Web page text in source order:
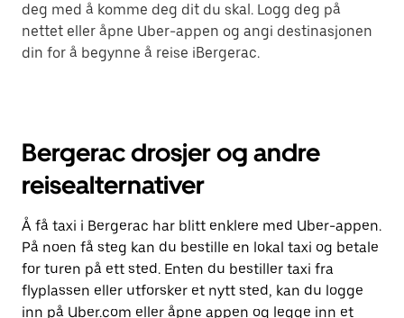
deg med å komme deg dit du skal. Logg deg på
nettet eller åpne Uber-appen og angi destinasjonen
din for å begynne å reise iBergerac.
Bergerac drosjer og andre
reisealternativer
Å få taxi i Bergerac har blitt enklere med Uber-appen.
På noen få steg kan du bestille en lokal taxi og betale
for turen på ett sted. Enten du bestiller taxi fra
flyplassen eller utforsker et nytt sted, kan du logge
inn på Uber.com eller åpne appen og legge inn et